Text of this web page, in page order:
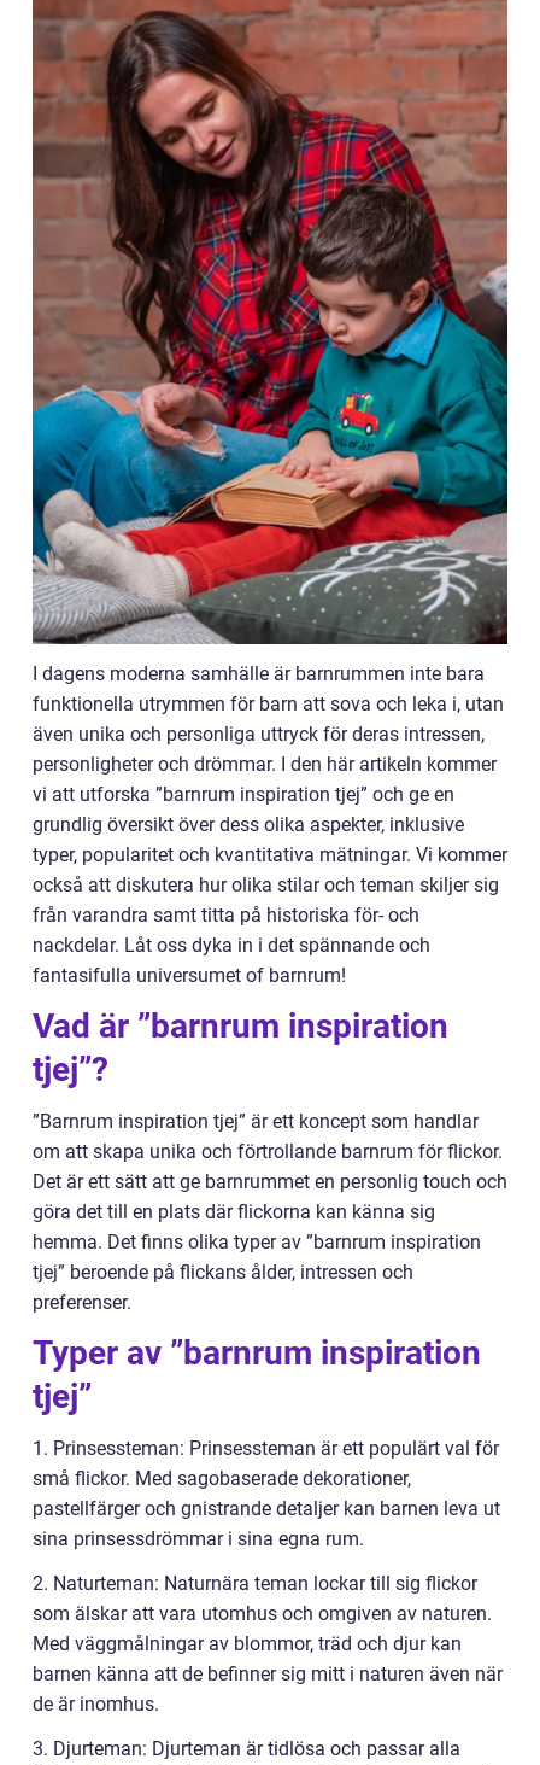
I dagens moderna samhälle är barnrummen inte bara
funktionella utrymmen för barn att sova och leka i, utan
även unika och personliga uttryck för deras intressen,
personligheter och drömmar. I den här artikeln kommer
vi att utforska ”barnrum inspiration tjej” och ge en
grundlig översikt över dess olika aspekter, inklusive
typer, popularitet och kvantitativa mätningar. Vi kommer
också att diskutera hur olika stilar och teman skiljer sig
från varandra samt titta på historiska för- och
nackdelar. Låt oss dyka in i det spännande och
fantasifulla universumet of barnrum!
Vad är ”barnrum inspiration
tjej”?
”Barnrum inspiration tjej” är ett koncept som handlar
om att skapa unika och förtrollande barnrum för flickor.
Det är ett sätt att ge barnrummet en personlig touch och
göra det till en plats där flickorna kan känna sig
hemma. Det finns olika typer av ”barnrum inspiration
tjej” beroende på flickans ålder, intressen och
preferenser.
Typer av ”barnrum inspiration
tjej”
1. Prinsessteman: Prinsessteman är ett populärt val för
små flickor. Med sagobaserade dekorationer,
pastellfärger och gnistrande detaljer kan barnen leva ut
sina prinsessdrömmar i sina egna rum.
2. Naturteman: Naturnära teman lockar till sig flickor
som älskar att vara utomhus och omgiven av naturen.
Med väggmålningar av blommor, träd och djur kan
barnen känna att de befinner sig mitt i naturen även när
de är inomhus.
3. Djurteman: Djurteman är tidlösa och passar alla